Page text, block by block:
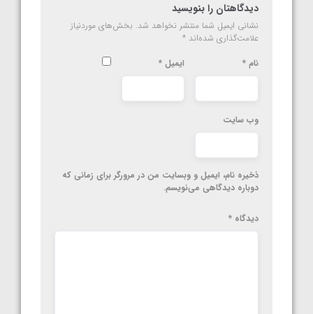
دیدگاهتان را بنویسید
نشانی ایمیل شما منتشر نخواهد شد. بخش‌های موردنیاز
علامت‌گذاری شده‌اند *
نام * ایمیل *
وب‌ سایت
ذخیره نام، ایمیل و وبسایت من در مرورگر برای زمانی که
دوباره دیدگاهی می‌نویسم.
دیدگاه *